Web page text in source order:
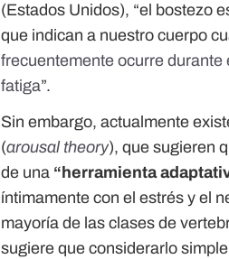
(Estados Unidos), “el bostezo
que indican a nuestro cuerpo
frecuentemente ocurre
fatiga”.
Sin embargo, actualmente
(arousal theory), que sugieren
de una “herramienta
íntimamente con el estrés y el
mayoría de las clases de
sugiere que considerarlo